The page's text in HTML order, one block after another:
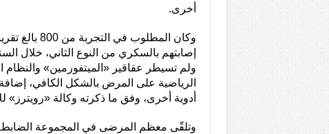
أخرى.
وكان المطلوب في
إصابتهم بالسكري من النوع الثاني، خلال
ولم تسيطر عقاقير «الميتفورمين» والنظام
الرياضية على المرض بالشكل الكافي، إضافة
أدوية أخرى، وفق ما ذكرته وكالة «رويترز»
وتلقّى معظم المرضى في المجموعة